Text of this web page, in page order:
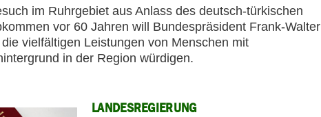
im Ruhrgebiet aus Anlass des deutsch-türkischen
vor 60 Jahren will Bundespräsident Frank-Walter
vielfältigen Leistungen von Menschen mit
in der Region würdigen.
LANDESREGIERUNG